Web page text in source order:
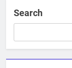
Search